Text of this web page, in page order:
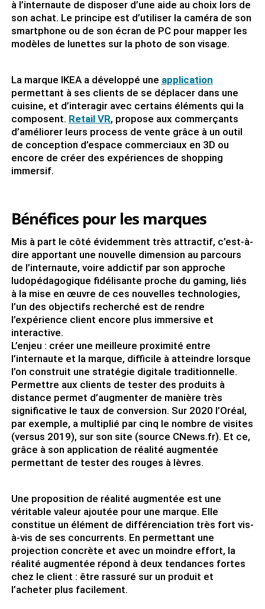
à l’internaute de disposer d’une aide au choix lors de
son achat. Le principe est d’utiliser la caméra de son
smartphone ou de son écran de PC pour mapper les
modèles de lunettes sur la photo de son visage.
La marque IKEA a développé une application
permettant à ses clients de se déplacer dans une
cuisine, et d’interagir avec certains éléments qui la
composent. Retail VR, propose aux commerçants
d’améliorer leurs process de vente grâce à un outil
de conception d’espace commerciaux en 3D ou
encore de créer des expériences de shopping
immersif.
Bénéfices pour les marques
Mis à part le côté évidemment très attractif, c’est-à-
dire apportant une nouvelle dimension au parcours
de l’internaute, voire addictif par son approche
ludopédagogique fidélisante proche du gaming, liés
à la mise en œuvre de ces nouvelles technologies,
l’un des objectifs recherché est de rendre
l’expérience client encore plus immersive et
interactive.
L’enjeu : créer une meilleure proximité entre
l’internaute et la marque, difficile à atteindre lorsque
l’on construit une stratégie digitale traditionnelle.
Permettre aux clients de tester des produits à
distance permet d’augmenter de manière très
significative le taux de conversion. Sur 2020 l’Oréal,
par exemple, a multiplié par cinq le nombre de visites
(versus 2019), sur son site (source CNews.fr). Et ce,
grâce à son application de réalité augmentée
permettant de tester des rouges à lèvres.
Une proposition de réalité augmentée est une
véritable valeur ajoutée pour une marque. Elle
constitue un élément de différenciation très fort vis-
à-vis de ses concurrents. En permettant une
projection concrète et avec un moindre effort, la
réalité augmentée répond à deux tendances fortes
chez le client : être rassuré sur un produit et
l’acheter plus facilement.